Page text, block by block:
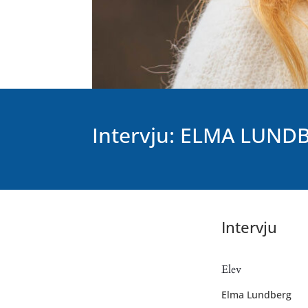
Intervju: ELMA
Intervju
Elev
Elma Lundberg